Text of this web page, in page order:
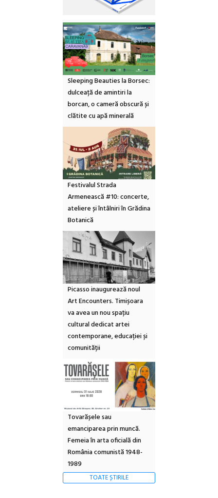
Sleeping Beauties la Borsec:
dulceață de amintiri la
borcan, o cameră obscură și
clătite cu apă minerală
Festivalul Strada
Armenească #10: concerte,
ateliere și întâlniri în Grădina
Botanică
Picasso inaugurează noul
Art Encounters. Timișoara
va avea un nou spațiu
cultural dedicat artei
contemporane, educației și
comunității
Tovarășele sau
emanciparea prin muncă.
Femeia în arta oficială din
România comunistă 1948-
1989
TOATE ȘTIRILE